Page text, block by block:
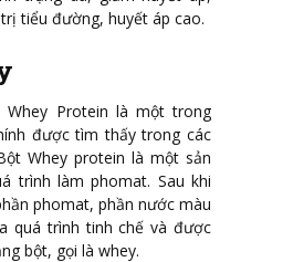
tiểu đường, huyết áp cao.
Whey Protein là một trong
được tìm thấy trong các
Whey protein là một sản
trình làm phomat. Sau khi
phomat, phần nước màu
quá trình tinh chế và được
bột, gọi là whey.